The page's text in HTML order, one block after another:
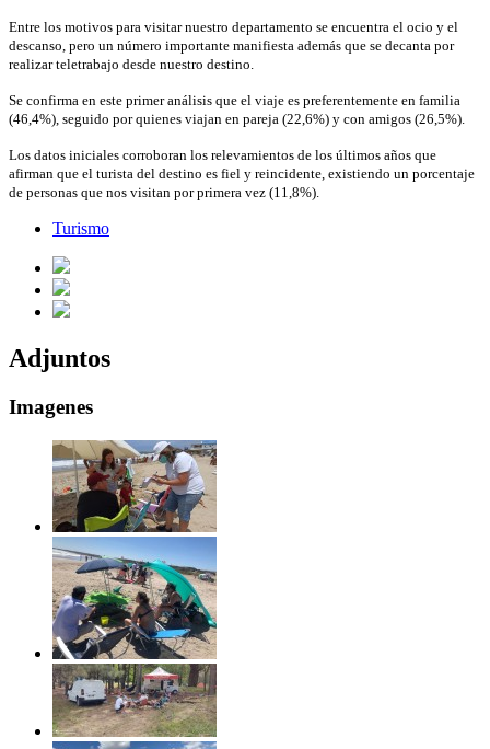
Entre los motivos para visitar nuestro departamento se encuentra el ocio y el
descanso, pero un número importante manifiesta además que se decanta por
realizar teletrabajo desde nuestro destino.
Se confirma en este primer análisis que el viaje es preferentemente en familia
(46,4%), seguido por quienes viajan en pareja (22,6%) y con amigos (26,5%).
Los datos iniciales corroboran los relevamientos de los últimos años que
afirman que el turista del destino es fiel y reincidente, existiendo un porcentaje
de personas que nos visitan por primera vez (11,8%).
Turismo
Adjuntos
Imagenes